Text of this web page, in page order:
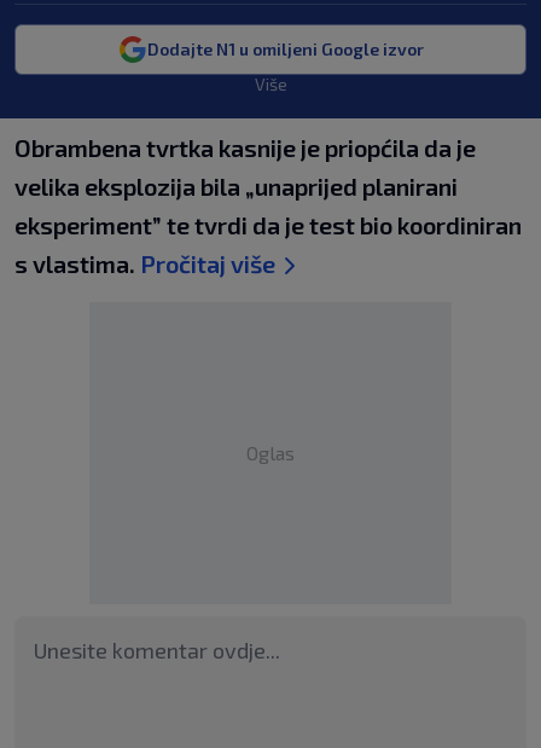
Dodajte N1 u omiljeni Google izvor
Više
Obrambena tvrtka kasnije je priopćila da je
velika eksplozija bila „unaprijed planirani
eksperiment” te tvrdi da je test bio koordiniran
s vlastima. Pročitaj više
Oglas